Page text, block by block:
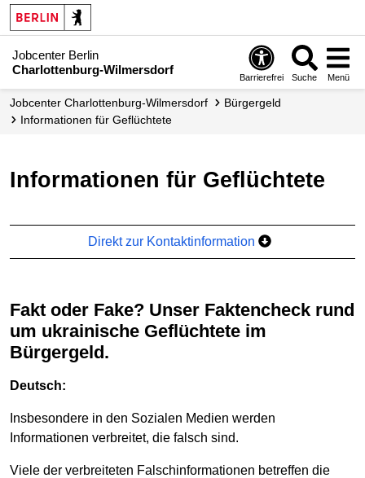
Jobcenter Berlin
Charlottenburg-Wilmersdorf
Barrierefrei Suche Menü
Jobcenter Charlottenburg-Wilmersdorf
Bürgergeld
Informationen für Geflüchtete
Informationen für Geflüchtete
Direkt zur Kontaktinformation
Fakt oder Fake? Unser Faktencheck rund
um ukrainische Geflüchtete im
Bürgergeld.
Deutsch:
Insbesondere in den Sozialen Medien werden
Informationen verbreitet, die falsch sind.
Viele der verbreiteten Falschinformationen betreffen die